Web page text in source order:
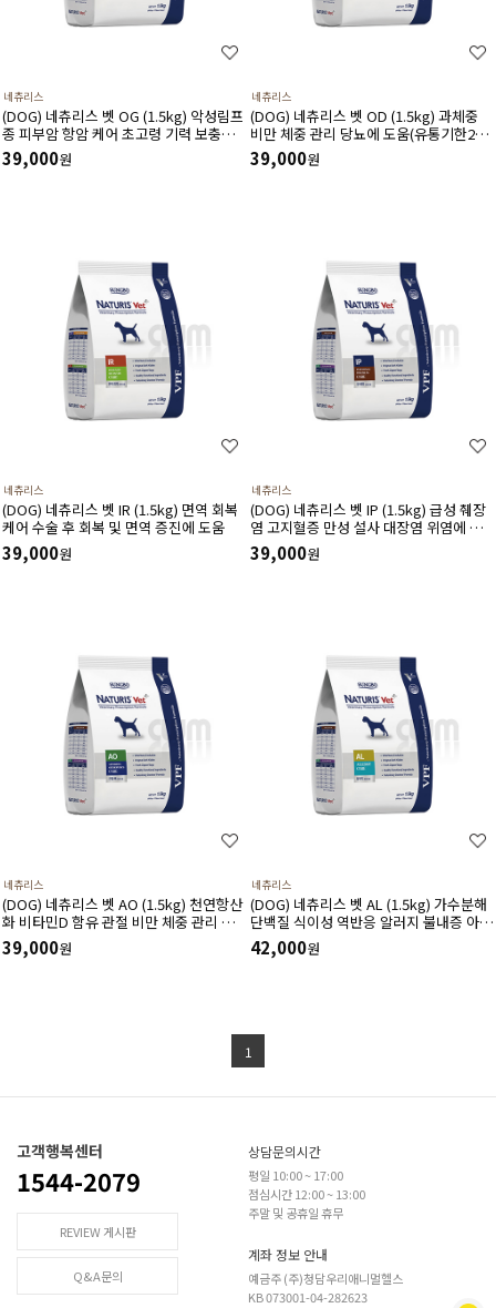
네츄리스
(DOG) 네츄리스 벳 OG (1.5kg) 악성림프
종 피부암 항암 케어 초고령 기력 보충에
도움
39,000원
네츄리스
(DOG) 네츄리스 벳 OD (1.5kg) 과체중
비만 체중 관리 당뇨에 도움(유통기한26
년12월31일)
39,000원
네츄리스
(DOG) 네츄리스 벳 IR (1.5kg) 면역 회복
케어 수술 후 회복 및 면역 증진에 도움
39,000원
네츄리스
(DOG) 네츄리스 벳 IP (1.5kg) 급성 췌장
염 고지혈증 만성 설사 대장염 위염에 도
움
39,000원
네츄리스
(DOG) 네츄리스 벳 AO (1.5kg) 천연항산
화 비타민D 함유 관절 비만 체중 관리 및
치아 건강에 도움
39,000원
네츄리스
(DOG) 네츄리스 벳 AL (1.5kg) 가수분해
단백질 식이성 역반응 알러지 불내증 아토
피 피부염에 도움(유통기한27년1월1일)
42,000원
1
고객행복센터
1544-2079
REVIEW 게시판
Q&A문의
상담문의시간
평일 10:00 ~ 17:00
점심시간 12:00 ~ 13:00
주말 및 공휴일 휴무
계좌 정보 안내
예금주 (주)청담우리애니멀헬스
KB 073001-04-282623